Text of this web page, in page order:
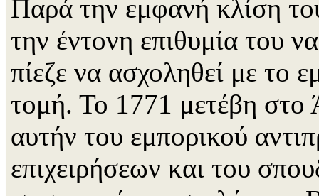
Παρά την εμφανή κλίση
την έντονη επιθυμία του
πίεζε να ασχοληθεί με το
τομή. Το 1771 μετέβη στο
αυτήν του εμπορικού
επιχειρήσεων και του